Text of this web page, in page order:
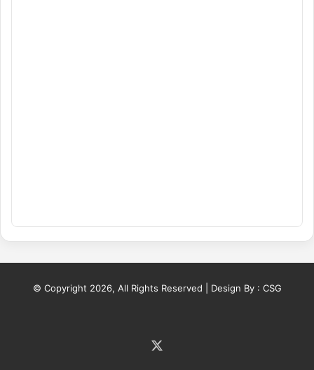
© Copyright 2026, All Rights Reserved | Design By : CSG